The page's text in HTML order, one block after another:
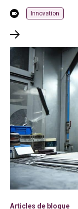
Innovation
Articles de blogue